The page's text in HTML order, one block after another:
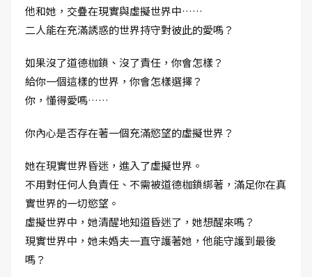
他和她，交疊在現實與虛擬世界中……
二人能在充滿誘惑的世界持守對彼此的愛嗎？
如果沒了道德枷鎖、沒了責任，你會怎樣？
給你一個這樣的世界，你會怎樣選擇？
你，懂得愛嗎……
你內心是否存在著一個充滿慾望的虛擬世界？
她在現實世界昏迷，進入了虛擬世界。
不用對任何人負責任、不需被道德枷鎖綁著，滿足你在真
實世界的一切慾望。
虛擬世界中，她清醒地知道昏迷了，她想醒來嗎？
現實世界中，她未婚夫一直守護著她，他能守護到最後
嗎？